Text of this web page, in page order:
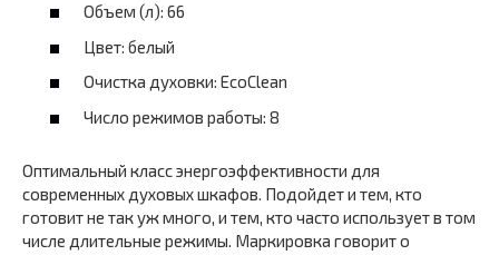
Объем (л): 66
Цвет: белый
Очистка духовки: EcoClean
Число режимов работы: 8
Оптимальный класс энергоэффективности для
современных духовых шкафов. Подойдет и тем, кто
готовит не так уж много, и тем, кто часто использует в том
числе длительные режимы. Маркировка говорит о